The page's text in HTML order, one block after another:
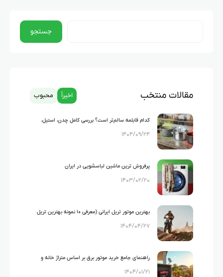
جستجو
مقالات منتخب اخیراً محبوب
کدام قابلمه سالم‌تر است؟ بررسی کامل چدن، استیل،
گرانیت و تفلون
۱۴۰۴/۰۹/۲۴
پرفروش ترین ماشین لباسشویی در ایران
۱۴۰۳/۰۲/۲۰
بهترین موتور تریل ایرانی (معرفی ۱۰ نمونه بهترین تریل
های ایرانی)
۱۴۰۴/۰۴/۲۷
راهنمای جامع خرید موتور برق بر اساس متراژ خانه و
لوازم خانگی
۱۴۰۴/۰۱/۲۱